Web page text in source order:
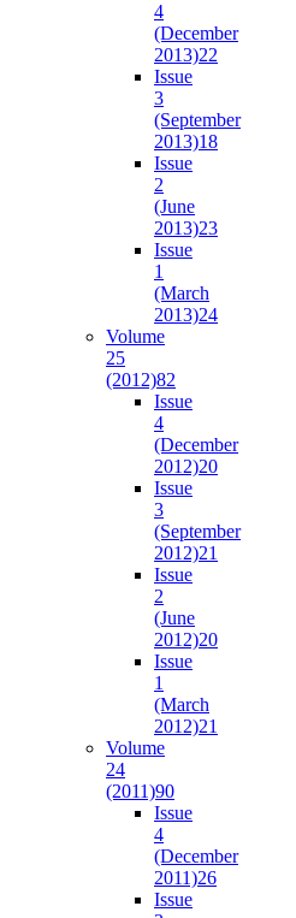
4
(December
2013)22
Issue
3
(September
2013)18
Issue
2
(June
2013)23
Issue
1
(March
2013)24
Volume
25
(2012)82
Issue
4
(December
2012)20
Issue
3
(September
2012)21
Issue
2
(June
2012)20
Issue
1
(March
2012)21
Volume
24
(2011)90
Issue
4
(December
2011)26
Issue